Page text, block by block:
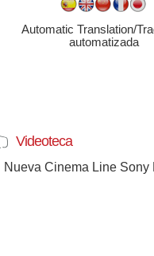
Automatic Translation/
automatizada
Videoteca
Nueva Cinema Line Sony